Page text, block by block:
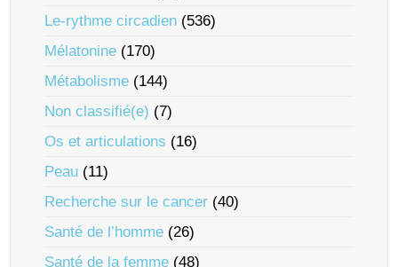
Le-rythme circadien (536)
Mélatonine (170)
Métabolisme (144)
Non classifié(e) (7)
Os et articulations (16)
Peau (11)
Recherche sur le cancer (40)
Santé de l’homme (26)
Santé de la femme (48)